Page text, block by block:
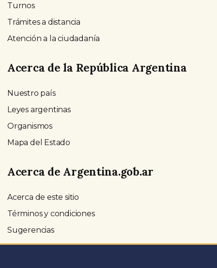
Turnos
Trámites a distancia
Atención a la ciudadanía
Acerca de la República Argentina
Nuestro país
Leyes argentinas
Organismos
Mapa del Estado
Acerca de Argentina.gob.ar
Acerca de este sitio
Términos y condiciones
Sugerencias